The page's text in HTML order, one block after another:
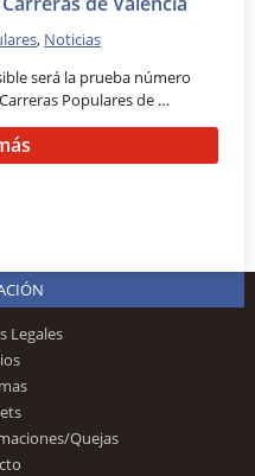
, Noticias
será la prueba número
Populares de …
Legales
Quejas